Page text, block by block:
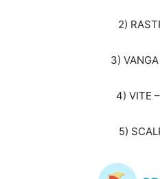
2)
3)
4) VITE
5)